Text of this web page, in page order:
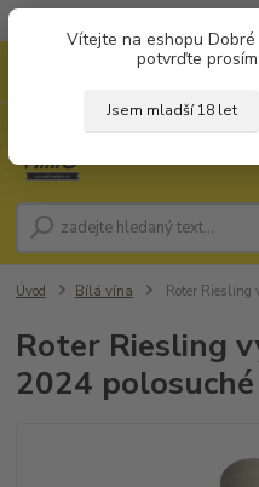
Vítejte na eshopu
potvrďte
Jsem mladší 18 let
Úvod Bílá vína Roter Riesling
Roter Riesling
2024 polosuché